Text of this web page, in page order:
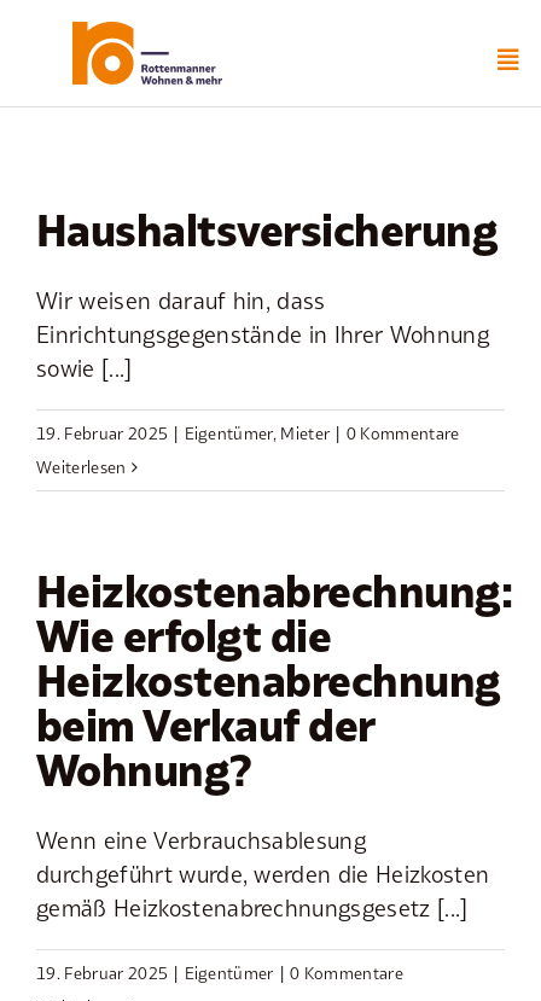
springen
Haushaltsversicherung
Wir weisen darauf hin, dass
Einrichtungsgegenstände in Ihrer Wohnung
sowie [...]
19. Februar 2025 Eigentümer, Mieter
0 Kommentare
Weiterlesen
Heizkostenabrechnung:
Wie erfolgt die
Heizkostenabrechnung
beim Verkauf der
Wohnung?
Wenn eine Verbrauchsablesung
durchgeführt wurde, werden die Heizkosten
gemäß Heizkostenabrechnungsgesetz [...]
19. Februar 2025 Eigentümer
0 Kommentare